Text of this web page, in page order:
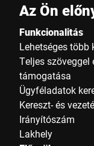
Az Ön
Funkcionalitás
Lehetséges több
Teljes szöveggel
támogatása
Ügyféladatok
Kereszt- és
Irányítószám
Lakhely